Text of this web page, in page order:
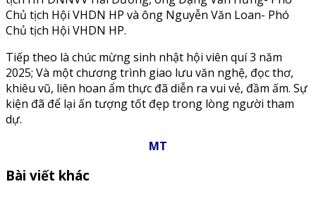
Chủ tịch Hội VHDN HP và ông Nguyễn Văn Loan- Phó
Chủ tịch Hội VHDN HP.
Tiếp theo là chúc mừng sinh nhật hội viên quí 3 năm
2025; Và một chương trình giao lưu văn nghệ, đọc thơ,
khiêu vũ, liên hoan ẩm thực đã diễn ra vui vẻ, đầm ấm. Sự
kiện đã để lại ấn tượng tốt đẹp trong lòng người tham
dự.
MT
Bài viết khác